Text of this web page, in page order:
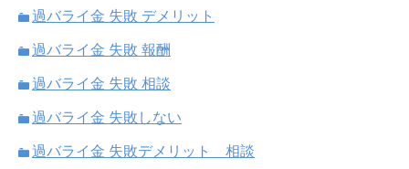
過バライ金 失敗 デメリット
過バライ金 失敗 報酬
過バライ金 失敗 相談
過バライ金 失敗しない
過バライ金 失敗デメリット 相談